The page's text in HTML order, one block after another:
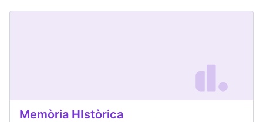
Memòria HIstòrica